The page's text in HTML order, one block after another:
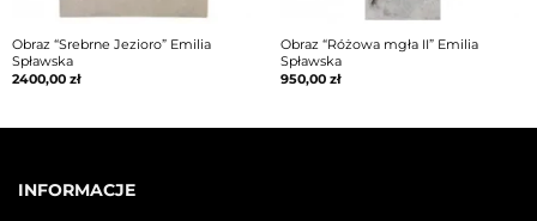
Obraz “Srebrne Jezioro” Emilia
Spławska
2400,00 zł
Obraz “Różowa mgła II” Emilia
Spławska
950,00 zł
INFORMACJE